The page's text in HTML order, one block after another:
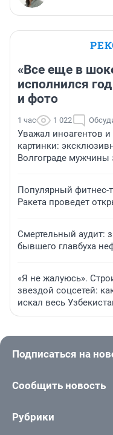
«Все еще в
исполнился
и фото
1 час 1 022
Уважал иноагентов
картинки:
Волгограде
Популярный
Ракета проведет
Смертельный аудит:
бывшего главбуха
«Я не жалуюсь».
звездой соцсетей:
искал весь
Подписаться на
Сообщить новость
Рубрики